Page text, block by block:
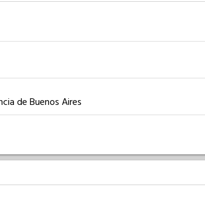
de Buenos Aires